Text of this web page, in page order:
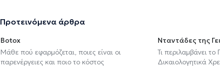
Προτεινόμενα άρθρα
Botox
Μάθε πού εφαρμόζεται, ποιες είναι οι
παρενέργειες και ποιο το κόστος
Νταντάδες της
Τι περιλαμβάνει
Δικαιολογητικά